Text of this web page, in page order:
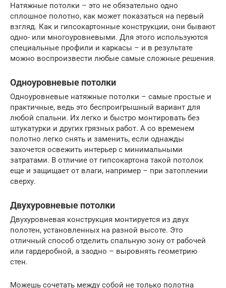
Натяжные потолки – это не обязательно одно
сплошное полотно, как может показаться на первый
взгляд. Как и гипсокартонные конструкции, они бывают
одно- или многоуровневыми. Для этого используются
специальные профили и каркасы – и в результате
можно воспроизвести любые самые сложные решения.
Одноуровневые потолки
Одноуровневые натяжные потолки – самые простые и
практичные, ведь это беспроигрышный вариант для
любой спальни. Их легко и быстро монтировать без
штукатурки и других грязных работ. А со временем
полотно легко снять и заменить, если однажды
захочется освежить интерьер с минимальными
затратами. В отличие от гипсокартона такой потолок
еще и защищает от влаги, например – при затоплении
сверху.
Двухуровневые потолки
Двухуровневая конструкция монтируется из двух
полотен, установленных на разной высоте. Это
отличный способ отделить спальную зону от рабочей
или гардеробной, а заодно – выровнять геометрию
стен.
Можешь сочетать между собой не только полотна